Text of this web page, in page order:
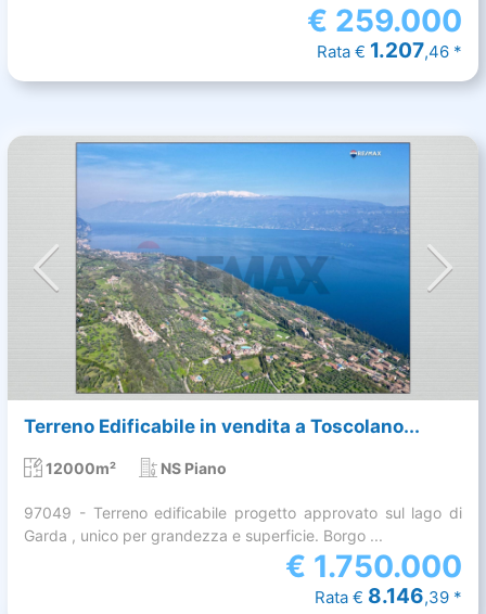
€ 259.000
Rata € 1.207,46 *
Terreno Edificabile in vendita a Toscolano...
12000m² NS Piano
97049 - Terreno edificabile progetto approvato sul lago di
Garda , unico per grandezza e superficie. Borgo ...
€ 1.750.000
Rata € 8.146,39 *